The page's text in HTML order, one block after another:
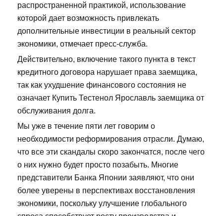
распространенной практикой, использование
которой дает возможность привлекать
дополнительные инвестиции в реальный сектор
экономики, отмечает пресс-служба.
Действительно, включение такого пункта в текст
кредитного договора нарушает права заемщика,
так как ухудшение финансового состояния не
означает Купить Тестенол Ярославль заемщика от
обслуживания долга.
Мы уже в течение пяти лет говорим о
необходимости реформирования отрасли. Думаю,
что все эти скандалы скоро закончатся, после чего
о них нужно будет просто позабыть. Многие
представители Банка Японии заявляют, что они
более уверены в перспективах восстановления
экономики, поскольку улучшение глобального